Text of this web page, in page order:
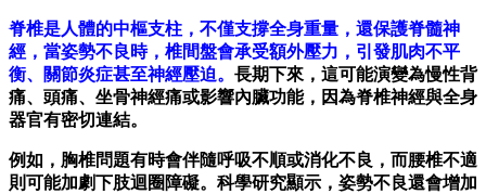
脊椎是人體的中樞支柱，不僅支撐全身重量，還保護脊髓神
經，當姿勢不良時，椎間盤會承受額外壓力，引發肌肉不平
衡、關節炎症甚至神經壓迫。 長期下來，這可能演變為慢性背
痛、頭痛、坐骨神經痛或影響內臟功能，因為脊椎神經與全身
器官有密切連結。
例如，胸椎問題有時會伴隨呼吸不順或消化不良，而腰椎不適
則可能加劇下肢迴圈障礙。科學研究顯示，姿勢不良還會增加